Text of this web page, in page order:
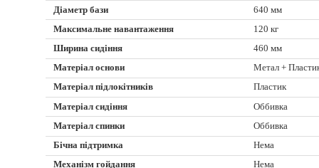
Діаметр бази
640 мм
Максимальне навантаження
120 кг
Ширина сидіння
460 мм
Матеріал основи
Метал +
Матеріал підлокітників
Пластик
Матеріал сидіння
Оббивка
Матеріал спинки
Оббивка
Бічна підтримка
Нема
Механізм гойдання
Нема